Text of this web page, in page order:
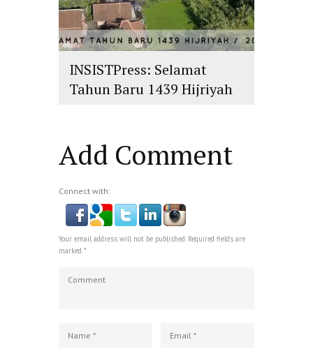
INSISTPress: Selamat
Tahun Baru 1439 Hijriyah
Add Comment
Connect with:
Your email address will not be published. Required fields are
marked *